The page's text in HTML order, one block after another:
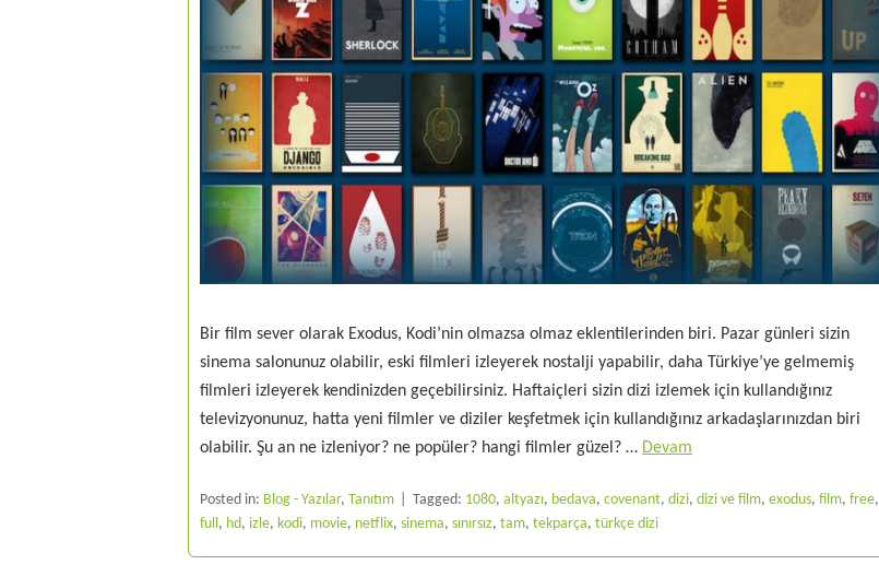
Bir film sever olarak Exodus, Kodi’nin olmazsa olmaz eklentilerinden biri. Pazar günleri sizin
sinema salonunuz olabilir, eski filmleri izleyerek nostalji yapabilir, daha Türkiye’ye gelmemiş
filmleri izleyerek kendinizden geçebilirsiniz. Haftaiçleri sizin dizi izlemek için kullandığınız
televizyonunuz, hatta yeni filmler ve diziler keşfetmek için kullandığınız arkadaşlarınızdan biri
olabilir. Şu an ne izleniyor? ne popüler? hangi filmler güzel? … Devam
Posted in: Blog - Yazılar, Tanıtım Tagged: 1080, altyazı, bedava, covenant, dizi, dizi ve film, exodus, film, free,
full , hd, izle, kodi, movie, netflix, sinema, sınırsız, tam, tekparça, türkçe dizi